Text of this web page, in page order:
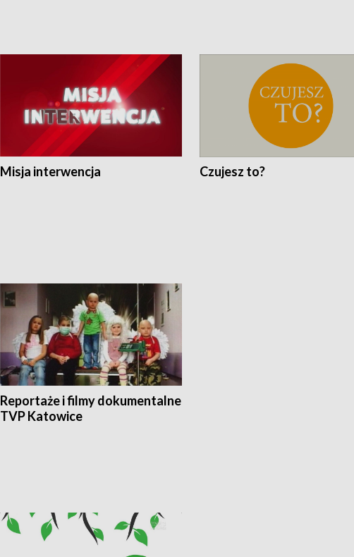
Misja interwencja Czujesz to?
Reportaże i filmy dokumentalne
TVP Katowice